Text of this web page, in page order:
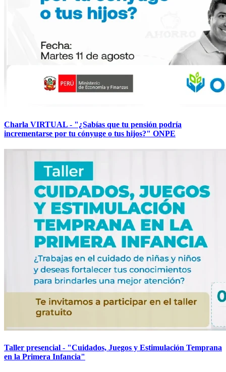
Charla VIRTUAL - "¿Sabías que tu pensión podría
incrementarse por tu cónyuge o tus hijos?" ONPE
Taller presencial - "Cuidados, Juegos y Estimulación Temprana
en la Primera Infancia"